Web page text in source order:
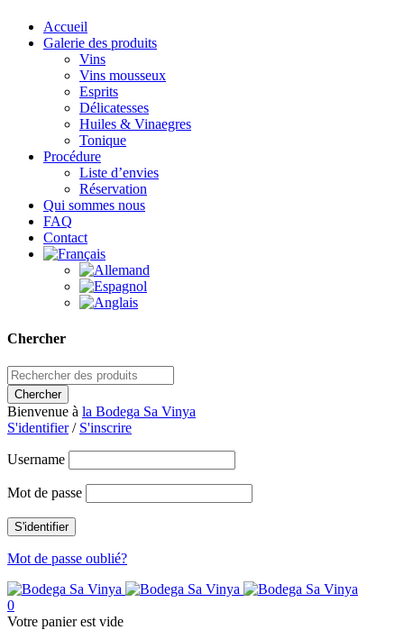
Accueil
Galerie des produits
Vins
Vins mousseux
Esprits
Délicatesses
Huiles & Vinaegres
Tonique
Procédure
Liste d’envies
Réservation
Qui sommes nous
FAQ
Contact
Chercher
Bienvenue à la Bodega Sa Vinya
S'identifier/ S'inscrire
Username
Mot de passe
Mot de passe oublié?
0
Votre panier est vide